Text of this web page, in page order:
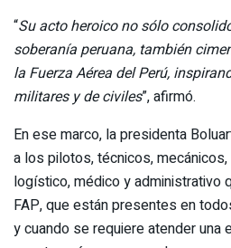
“Su acto heroico no sólo
soberanía peruana, también
la Fuerza Aérea del Perú,
militares y de civiles”, afirmó.
En ese marco, la presidenta
a los pilotos, técnicos,
logístico, médico y administrativo
FAP, que están presentes en
y cuando se requiere atender una